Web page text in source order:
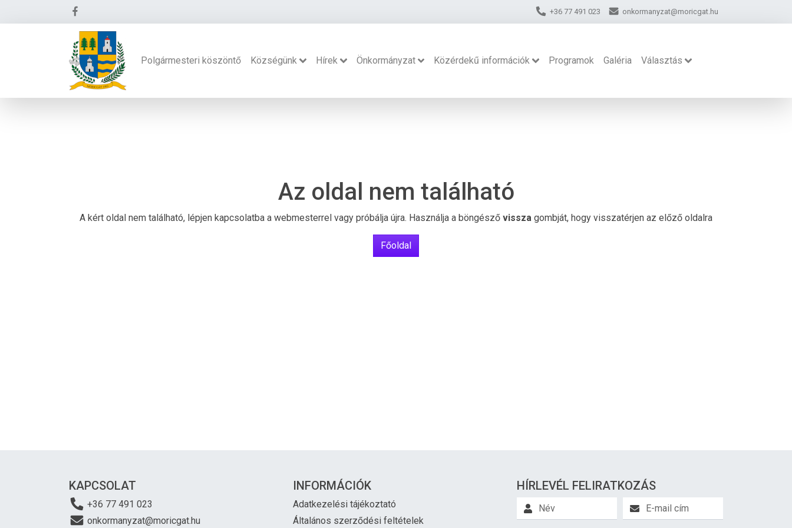
+36 77 491 023 onkormanyzat@moricgat.hu
Polgármesteri köszöntő Községünk Hírek Önkormányzat Közérdekű információk Programok Galéria Választás
Az oldal nem található
A kért oldal nem található, lépjen kapcsolatba a webmesterrel vagy próbálja újra. Használja a böngésző vissza gombját, hogy visszatérjen az előző oldalra
Főoldal
KAPCSOLAT
+36 77 491 023
onkormanyzat@moricgat.hu
INFORMÁCIÓK
Adatkezelési tájékoztató
Általános szerződési feltételek
HÍRLEVÉL FELIRATKOZÁS